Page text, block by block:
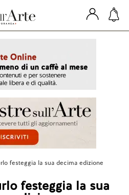
festeggia la sua decima edizione
festeggia la sua